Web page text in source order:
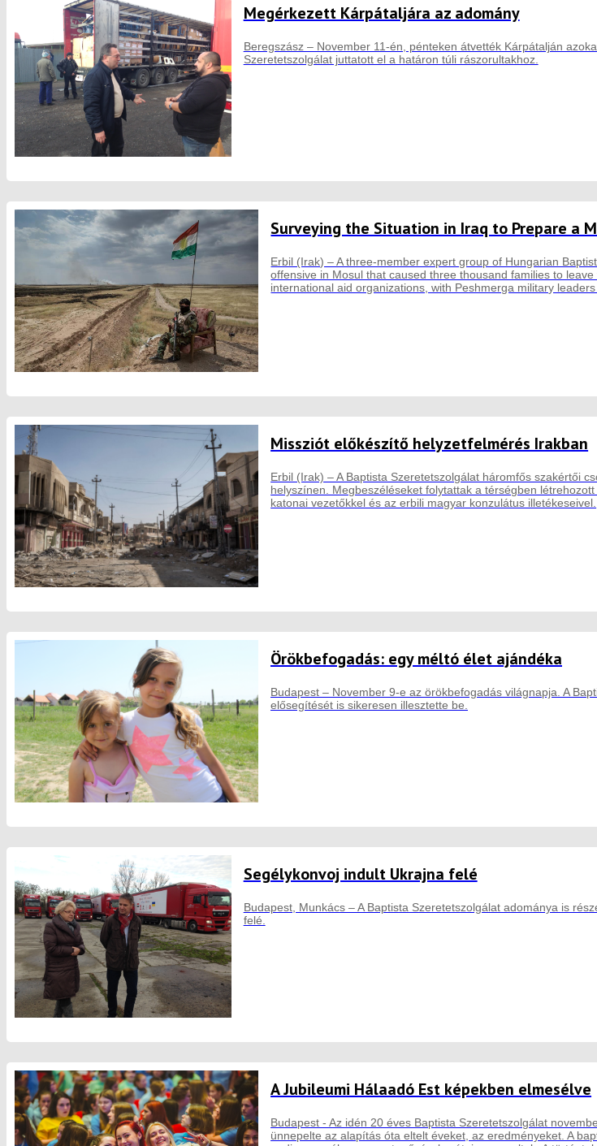
Megérkezett Kárpátaljára az adomány
Beregszász – November 11-én, pénteken átvették Kárpátalján
Szeretetszolgálat juttatott el a határon túli rászorultakhoz.
Surveying the Situation in Iraq to Prepare a
Erbil (Irak) – A three-member expert group of Hungarian
offensive in Mosul that caused three thousand families to
international aid organizations, with Peshmerga military
Missziót előkészítő helyzetfelmérés Irakban
Erbil (Irak) – A Baptista Szeretetszolgálat háromfős szakértői
helyszínen. Megbeszéléseket folytattak a térségben
katonai vezetőkkel és az erbili magyar konzulátus illetékeseivel.
Örökbefogadás: egy méltó élet ajándéka
Budapest – November 9-e az örökbefogadás világnapja. A
elősegítését is sikeresen illesztette be.
Segélykonvoj indult Ukrajna felé
Budapest, Munkács – A Baptista Szeretetszolgálat adománya is
felé.
A Jubileumi Hálaadó Est képekben elmesélve
Budapest - Az idén 20 éves Baptista Szeretetszolgálat
ünnepelte az alapítás óta eltelt éveket, az eredményeket. A